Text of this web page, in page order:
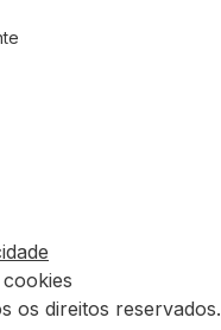
os direitos reservados.